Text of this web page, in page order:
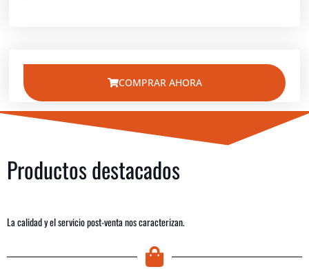
COMPRAR AHORA
Productos destacados
La calidad y el servicio post-venta nos caracterizan.